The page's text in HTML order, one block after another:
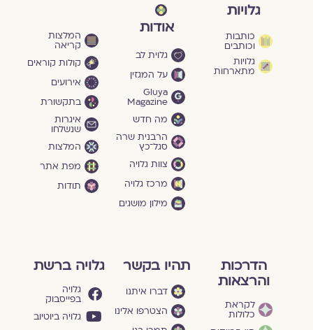
גלויות
כותבות
וכותבים
גלויות
מתארחות
אודות
גלוית לב
על המגזין
Gluya
Magazine
מה חדש
הרבנית שרה
סגל־כץ
צוות גלויה
מרכז גלויה
מילון מושגים
המלצות
קריאה
קולות קוראים
אירועים
בתקשורת
איגרות
שנשלחו
המלצות
מפת אתר
תודות
הדרכות
והרצאות
לקראת
כלולות
תהיו בקשר
דברו איתנו
הצטרפו אלינו
גלויה ברשת
גלויה
בפייסבוק
גלויה ביוטיוב